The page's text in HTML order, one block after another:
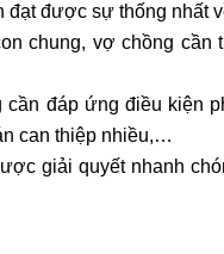
đạt được sự thống nhất
chung, vợ chồng
cần đáp ứng điều kiện
can thiệp nhiều,…
giải quyết nhanh